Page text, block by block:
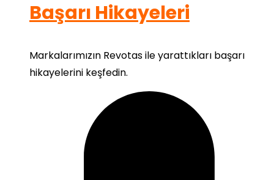
Başarı Hikayeleri
Markalarımızın Revotas ile yarattıkları başarı
hikayelerini keşfedin.